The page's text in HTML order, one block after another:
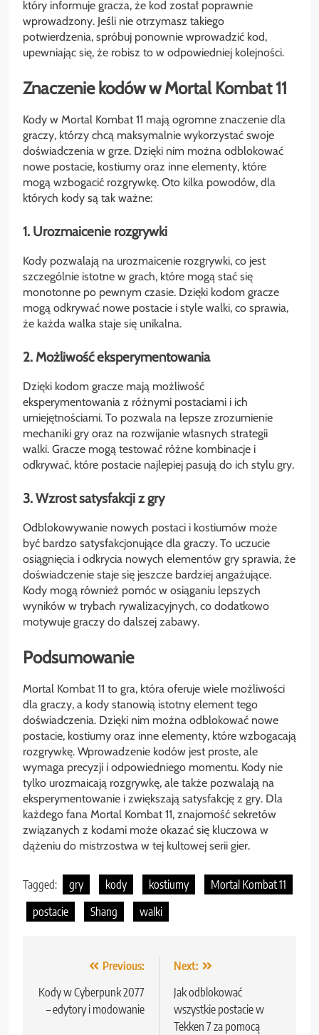
który informuje gracza, że kod został poprawnie
wprowadzony. Jeśli nie otrzymasz takiego
potwierdzenia, spróbuj ponownie wprowadzić kod,
upewniając się, że robisz to w odpowiedniej kolejności.
Znaczenie kodów w Mortal Kombat 11
Kody w Mortal Kombat 11 mają ogromne znaczenie dla
graczy, którzy chcą maksymalnie wykorzystać swoje
doświadczenia w grze. Dzięki nim można odblokować
nowe postacie, kostiumy oraz inne elementy, które
mogą wzbogacić rozgrywkę. Oto kilka powodów, dla
których kody są tak ważne:
1. Urozmaicenie rozgrywki
Kody pozwalają na urozmaicenie rozgrywki, co jest
szczególnie istotne w grach, które mogą stać się
monotonne po pewnym czasie. Dzięki kodom gracze
mogą odkrywać nowe postacie i style walki, co sprawia,
że każda walka staje się unikalna.
2. Możliwość eksperymentowania
Dzięki kodom gracze mają możliwość
eksperymentowania z różnymi postaciami i ich
umiejętnościami. To pozwala na lepsze zrozumienie
mechaniki gry oraz na rozwijanie własnych strategii
walki. Gracze mogą testować różne kombinacje i
odkrywać, które postacie najlepiej pasują do ich stylu gry.
3. Wzrost satysfakcji z gry
Odblokowywanie nowych postaci i kostiumów może
być bardzo satysfakcjonujące dla graczy. To uczucie
osiągnięcia i odkrycia nowych elementów gry sprawia, że
doświadczenie staje się jeszcze bardziej angażujące.
Kody mogą również pomóc w osiąganiu lepszych
wyników w trybach rywalizacyjnych, co dodatkowo
motywuje graczy do dalszej zabawy.
Podsumowanie
Mortal Kombat 11 to gra, która oferuje wiele możliwości
dla graczy, a kody stanowią istotny element tego
doświadczenia. Dzięki nim można odblokować nowe
postacie, kostiumy oraz inne elementy, które wzbogacają
rozgrywkę. Wprowadzenie kodów jest proste, ale
wymaga precyzji i odpowiedniego momentu. Kody nie
tylko urozmaicają rozgrywkę, ale także pozwalają na
eksperymentowanie i zwiększają satysfakcję z gry. Dla
każdego fana Mortal Kombat 11, znajomość sekretów
związanych z kodami może okazać się kluczowa w
dążeniu do mistrzostwa w tej kultowej serii gier.
Tagged: gry kody kostiumy
Mortal Kombat 11
postacie
Shang walki
Nawigacja
wpisu
Previous:
Kody w Cyberpunk 2077
– edytory i modowanie
Next:
Jak odblokować
wszystkie postacie w
Tekken 7 za pomocą